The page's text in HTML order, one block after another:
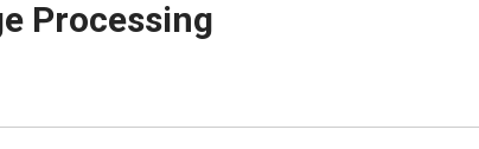
Processing